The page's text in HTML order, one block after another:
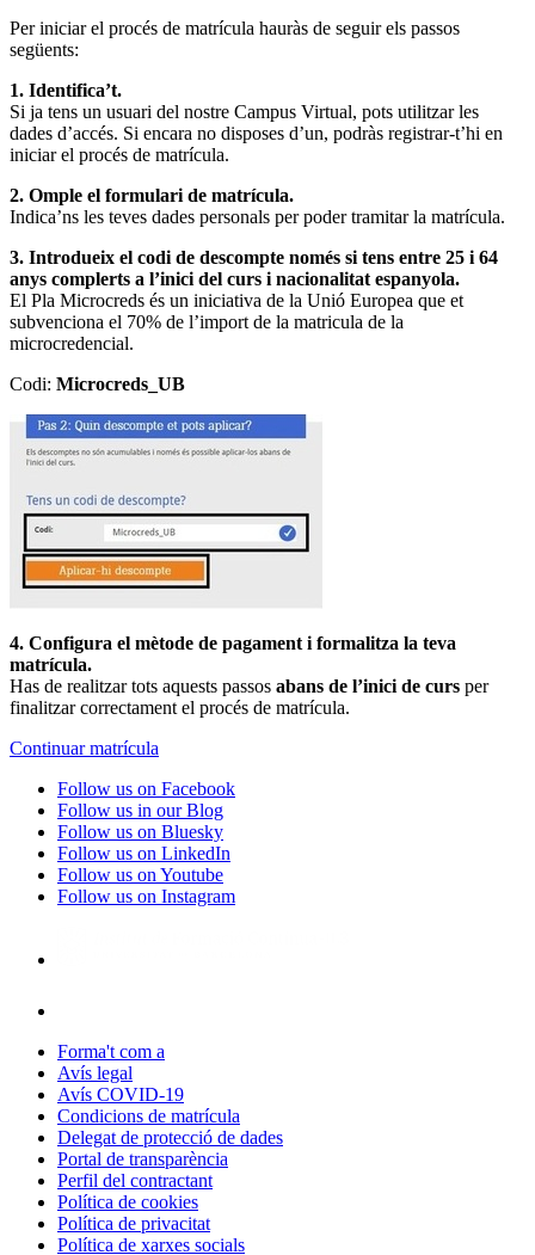
Per iniciar el procés de matrícula hauràs de seguir els passos
següents:
1. Identifica’t.
Si ja tens un usuari del nostre Campus Virtual, pots utilitzar les
dades d’accés. Si encara no disposes d’un, podràs registrar-t’hi en
iniciar el procés de matrícula.
2. Omple el formulari de matrícula.
Indica’ns les teves dades personals per poder tramitar la matrícula.
3. Introdueix el codi de descompte només si tens entre 25 i 64
anys complerts a l’inici del curs i nacionalitat espanyola.
El Pla Microcreds és un iniciativa de la Unió Europea que et
subvenciona el 70% de l’import de la matricula de la
microcredencial.
Codi: Microcreds_UB
4. Configura el mètode de pagament i formalitza la teva
matrícula.
Has de realitzar tots aquests passos abans de l’inici de curs per
finalitzar correctament el procés de matrícula.
Continuar matrícula
Follow us on Facebook
Follow us in our Blog
Follow us on Bluesky
Follow us on LinkedIn
Follow us on Youtube
Follow us on Instagram
Forma't com a
Avís legal
Avís COVID-19
Condicions de matrícula
Delegat de protecció de dades
Portal de transparència
Perfil del contractant
Política de cookies
Política de privacitat
Política de xarxes socials